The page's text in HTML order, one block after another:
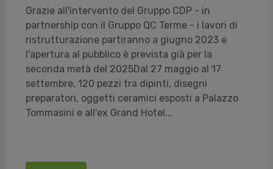
Grazie all'intervento del Gruppo CDP - in
partnership con il Gruppo QC Terme - i lavori di
ristrutturazione partiranno a giugno 2023 e
l'apertura al pubblico è prevista già per la
seconda metà del 2025Dal 27 maggio al 17
settembre, 120 pezzi tra dipinti, disegni
preparatori, oggetti ceramici esposti a Palazzo
Tommasini e all'ex Grand Hotel...